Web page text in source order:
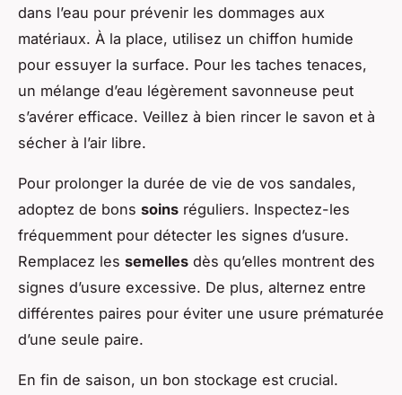
dans l’eau pour prévenir les dommages aux
matériaux. À la place, utilisez un chiffon humide
pour essuyer la surface. Pour les taches tenaces,
un mélange d’eau légèrement savonneuse peut
s’avérer efficace. Veillez à bien rincer le savon et à
sécher à l’air libre.
Pour prolonger la durée de vie de vos sandales,
adoptez de bons soins réguliers. Inspectez-les
fréquemment pour détecter les signes d’usure.
Remplacez les semelles dès qu’elles montrent des
signes d’usure excessive. De plus, alternez entre
différentes paires pour éviter une usure prématurée
d’une seule paire.
En fin de saison, un bon stockage est crucial.